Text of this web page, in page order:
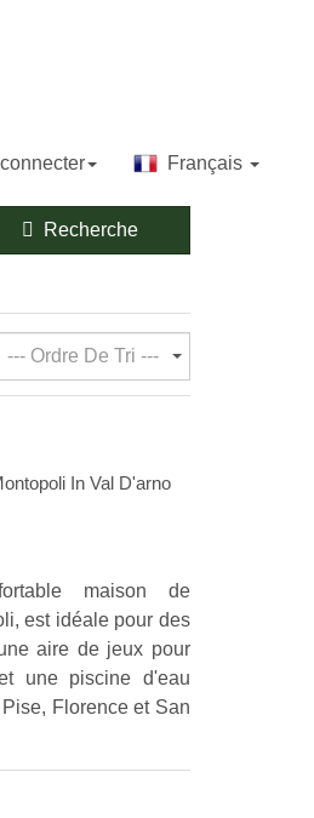
Français
Recherche
--- Ordre De Tri ---
In Val D'arno
maison de
est idéale pour des
aire de jeux pour
une piscine d'eau
Florence et San